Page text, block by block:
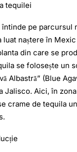
tequilei
pe parcursul
luat naștere în
din care se
se folosește un
Albastră” (Blue
Jalisco. Aici, în
crame de tequila